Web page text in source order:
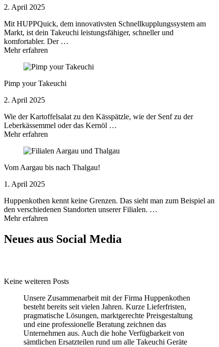
2. April 2025
Mit HUPPQuick, dem innovativsten Schnell­kupplungs­system am
Markt, ist dein Takeuchi leistungsfähiger, schneller und
komfortabler. Der …
Mehr erfahren
Pimp your Takeuchi
2. April 2025
Wie der Kartoffelsalat zu den Kässpätzle, wie der Senf zu der
Leberkässemmel oder das Kernöl …
Mehr erfahren
Vom Aargau bis nach Thalgau!
1. April 2025
Huppenkothen kennt keine Grenzen. Das sieht man zum Beispiel an
den verschiedenen Standorten unserer Filialen. …
Mehr erfahren
Neues aus Social Media
Keine weiteren Posts
Unsere Zusammenarbeit mit der Firma Huppenkothen
besteht bereits seit vielen Jahren. Kurze Lieferfristen,
pragmatische Lösungen, marktgerechte Preisgestaltung
und eine professionelle Beratung zeichnen das
Unternehmen aus. Auch die hohe Verfügbarkeit von
sämtlichen Ersatzteilen rund um alle Takeuchi Geräte